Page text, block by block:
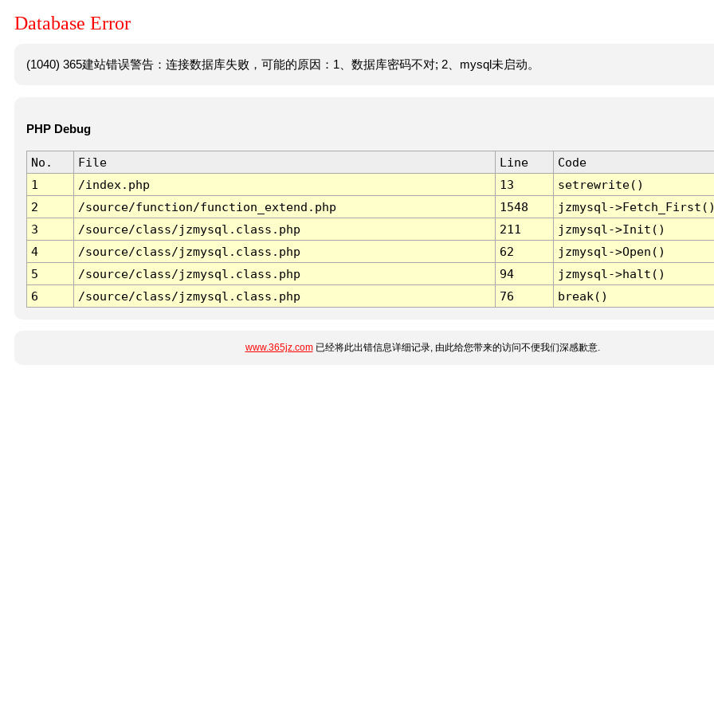
Database Error
(1040) 365建站错误警告：连接数据库失败，可能的原因：1、数据库密码不对; 2、mysql未启动。
PHP Debug
No. File Line
Code
1
/index.php 13
setrewrite()
2
/source/function/function_extend.php 1548
jzmysql-
3
/source/class/jzmysql.class.php 211
jzmysql->Init()
4
/source/class/jzmysql.class.php 62
jzmysql->Open()
5
/source/class/jzmysql.class.php 94
jzmysql->halt()
6
/source/class/jzmysql.class.php 76 break()
www.365jz.com已经将此出错信息详细记录, 由此给您带来的访问不便我们深感歉意.